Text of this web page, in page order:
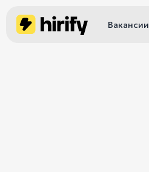
Вакансии